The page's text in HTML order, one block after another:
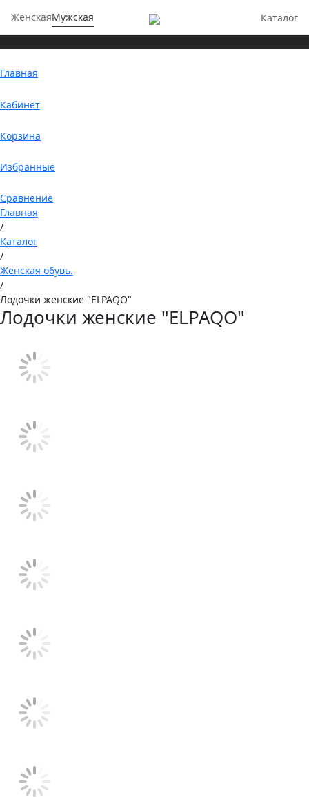
ЖенскаяМужская Каталог
Главная
Кабинет
Корзина
Избранные
Сравнение
Главная
/
Каталог
/
Женская обувь.
/
Лодочки женские "ELPAQO"
Лодочки женские "ELPAQO"